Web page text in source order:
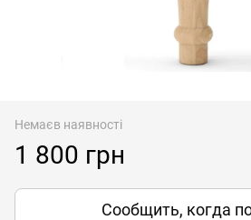
Немаєв наявності
1 800 грн
Сообщить, когда